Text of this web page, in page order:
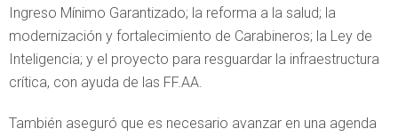
Ingreso Mínimo Garantizado; la reforma a la salud; la
modernización y fortalecimiento de Carabineros; la Ley de
Inteligencia; y el proyecto para resguardar la infraestructura
crítica, con ayuda de las FF.AA.
También aseguró que es necesario avanzar en una agenda